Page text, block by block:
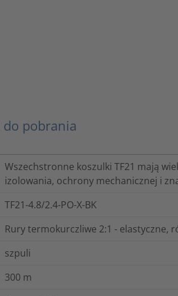
do pobrania
Wszechstronne koszulki TF21 mają
izolowania, ochrony mechanicznej i
TF21-4.8/2.4-PO-X-BK
Rury termokurczliwe 2:1 - elastyczne,
szpuli
300 m